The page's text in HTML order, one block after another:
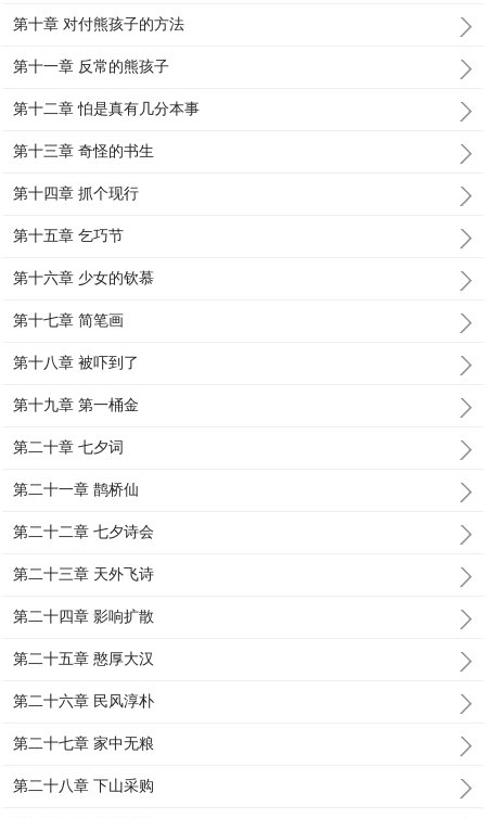
第十章 对付熊孩子的方法
第十一章 反常的熊孩子
第十二章 怕是真有几分本事
第十三章 奇怪的书生
第十四章 抓个现行
第十五章 乞巧节
第十六章 少女的钦慕
第十七章 简笔画
第十八章 被吓到了
第十九章 第一桶金
第二十章 七夕词
第二十一章 鹊桥仙
第二十二章 七夕诗会
第二十三章 天外飞诗
第二十四章 影响扩散
第二十五章 憨厚大汉
第二十六章 民风淳朴
第二十七章 家中无粮
第二十八章 下山采购